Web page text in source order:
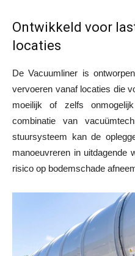
Ontwikkeld voor
locaties
De Vacuumliner is
vervoeren vanaf locaties die
moeilijk of zelfs
combinatie van
stuursysteem kan de
manoeuvreren in uitdagende
risico op bodemschade